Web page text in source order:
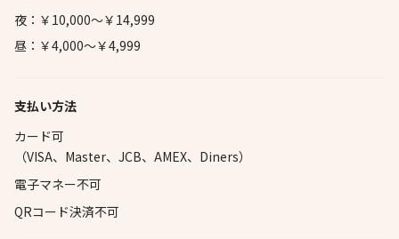
夜：￥10,000～￥14,999
昼：￥4,000～￥4,999
支払い方法
カード可
（VISA、Master、JCB、AMEX、Diners）
電子マネー不可
QRコード決済不可